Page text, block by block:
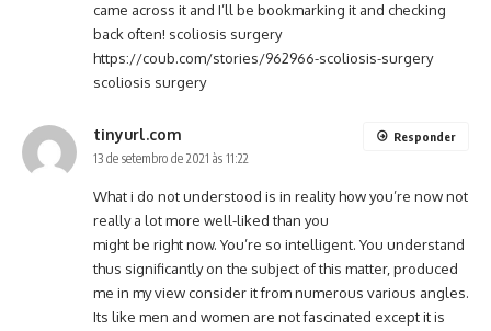
came across it and I’ll be bookmarking it and checking
back often! scoliosis surgery
https://coub.com/stories/962966-scoliosis-surgery
scoliosis surgery
tinyurl.com
13 de setembro de 2021 às 11:22
What i do not understood is in reality how you’re now not
really a lot more well-liked than you
might be right now. You’re so intelligent. You understand
thus significantly on the subject of this matter, produced
me in my view consider it from numerous various angles.
Its like men and women are not fascinated except it is
Responder